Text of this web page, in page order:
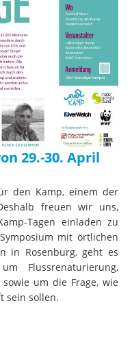
29.-30. April
den Kamp, einem der
freuen wir uns,
Tagen einladen zu
mit örtlichen
in Rosenburg, geht es
Flussrenaturierung,
um die Frage, wie
sein sollen.